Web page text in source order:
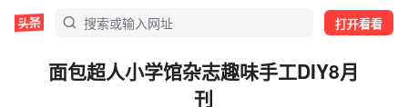
打开看看
面包超人小学馆杂志趣味手工DIY8月
刊